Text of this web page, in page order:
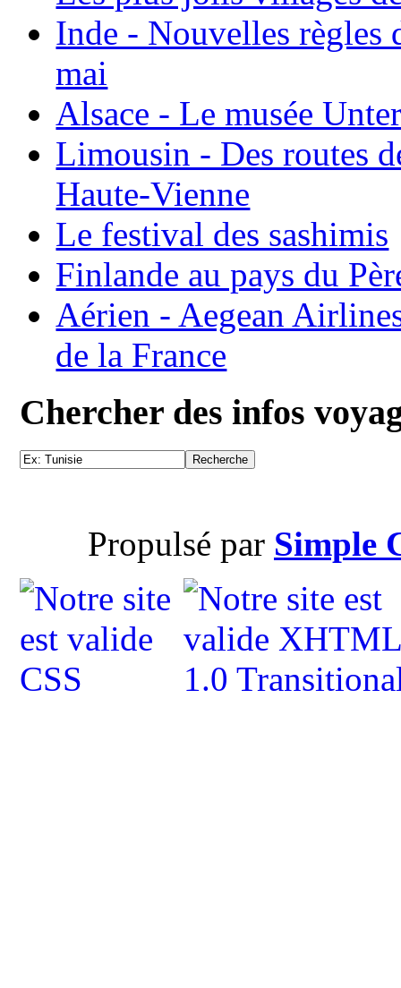
Inde - Nouvelles règles
mai
Alsace - Le musée
Limousin - Des routes
Haute-Vienne
Le festival des sashimis
Finlande au pays du
Aérien - Aegean
de la France
Chercher des infos
Propulsé par Simple